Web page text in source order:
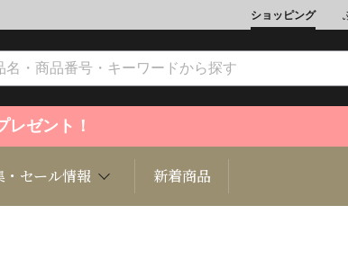
ショッピング
レゼント！
・セール情報 新着商品